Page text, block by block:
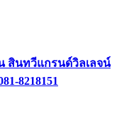
สินทวีแกรนด์วิลเลจน์
8218151